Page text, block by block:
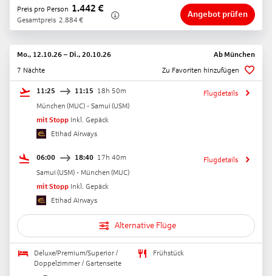
Preis pro Person 1.442 €
Gesamtpreis 2.884 €
Angebot prüfen
Mo., 12.10.26 – Di., 20.10.26 Ab München
7 Nächte
Zu Favoriten hinzufügen
11:25 11:15 18h 50m
München (MUC) - Samui (USM)
mit Stopp Inkl. Gepäck
Etihad Airways
Flugdetails
06:00 18:40 17h 40m
Samui (USM) - München (MUC)
mit Stopp Inkl. Gepäck
Etihad Airways
Flugdetails
Alternative Flüge
Deluxe/Premium/Superior /
Doppelzimmer / Gartenseite
Frühstück